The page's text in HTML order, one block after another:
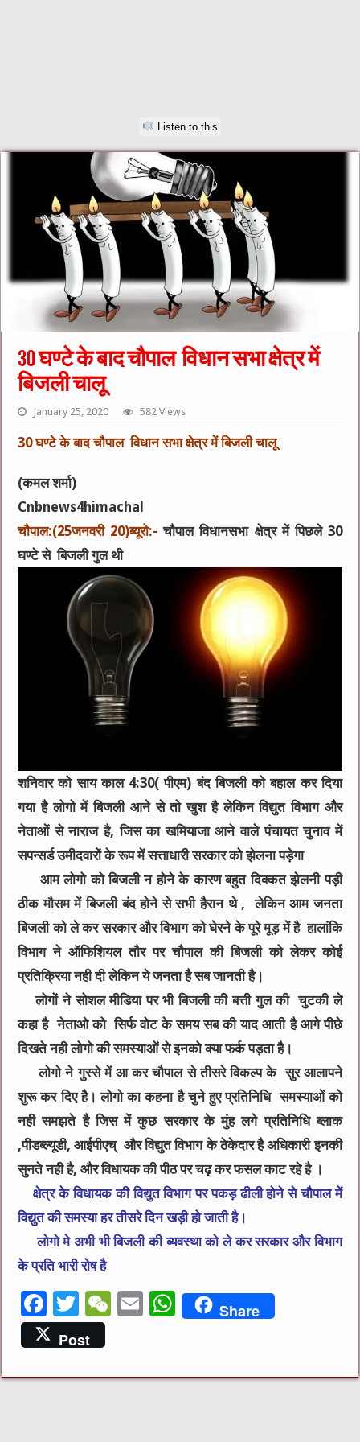
Listen to this
30 घण्टे के बाद चौपाल विधान सभा क्षेत्र में
बिजली चालू
January 25, 2020 582 Views
30 घण्टे के बाद चौपाल विधान सभा क्षेत्र में बिजली चालू
(कमल शर्मा)
Cnbnews4himachal
चौपाल:(25जनवरी 20)ब्यूरो:- चौपाल विधानसभा क्षेत्र में पिछले 30
घण्टे से बिजली गुल थी
शनिवार को साय काल 4:30( पीएम) बंद बिजली को बहाल कर दिया
गया है लोगो में बिजली आने से तो खुश है लेकिन विद्युत विभाग और
नेताओं से नाराज है, जिस का खमियाजा आने वाले पंचायत चुनाव में
सपन्सर्ड उमीदवारों के रूप में सत्ताधारी सरकार को झेलना पड़ेगा
आम लोगो को बिजली न होने के कारण बहुत दिक्कत झेलनी पड़ी
ठीक मौसम में बिजली बंद होने से सभी हैरान थे , लेकिन आम जनता
बिजली को ले कर सरकार और विभाग को घेरने के पूरे मूड़ में है हालांकि
विभाग ने ऑफिशियल तौर पर चौपाल की बिजली को लेकर कोई
प्रतिक्रिया नही दी लेकिन ये जनता है सब जानती है।
लोगों ने सोशल मीडिया पर भी बिजली की बत्ती गुल की चुटकी ले
कहा है नेताओ को सिर्फ वोट के समय सब की याद आती है आगे पीछे
दिखते नही लोगो की समस्याओं से इनको क्या फर्क पड़ता है।
लोगो ने गुस्से में आ कर चौपाल से तीसरे विकल्प के सुर आलापने
शुरू कर दिए है। लोगो का कहना है चुने हुए प्रतिनिधि समस्याओं को
नही समझते है जिस में कुछ सरकार के मुंह लगे प्रतिनिधि ब्लाक
,पीडब्ल्यूडी, आईपीएच् और विद्युत विभाग के ठेकेदार है अधिकारी इनकी
सुनते नही है, और विधायक की पीठ पर चढ़ कर फसल काट रहे है ।
क्षेत्र के विधायक की विद्युत विभाग पर पकड़ ढीली होने से चौपाल में
विद्युत की समस्या हर तीसरे दिन खड़ी हो जाती है।
लोगो मे अभी भी बिजली की ब्यवस्था को ले कर सरकार और विभाग
के प्रति भारी रोष है
F
a
c
e
T
w
it
te
W
h
E
l
W
s
Share
Post